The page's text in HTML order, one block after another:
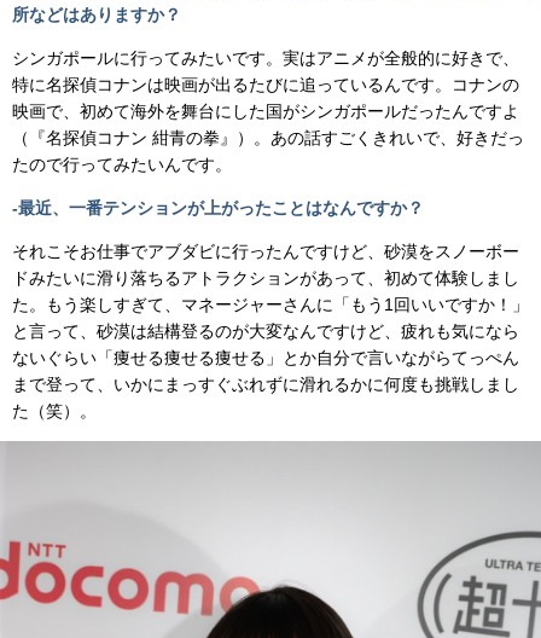
所などはありますか？
シンガポールに行ってみたいです。実はアニメが全般的に好きで、
特に名探偵コナンは映画が出るたびに追っているんです。コナンの
映画で、初めて海外を舞台にした国がシンガポールだったんですよ
（『名探偵コナン 紺青の拳』）。あの話すごくきれいで、好きだっ
たので行ってみたいんです。
-最近、一番テンションが上がったことはなんですか？
それこそお仕事でアブダビに行ったんですけど、砂漠をスノーボー
ドみたいに滑り落ちるアトラクションがあって、初めて体験しまし
た。もう楽しすぎて、マネージャーさんに「もう1回いいですか！」
と言って、砂漠は結構登るのが大変なんですけど、疲れも気になら
ないぐらい「痩せる痩せる痩せる」とか自分で言いながらてっぺん
まで登って、いかにまっすぐぶれずに滑れるかに何度も挑戦しまし
た（笑）。